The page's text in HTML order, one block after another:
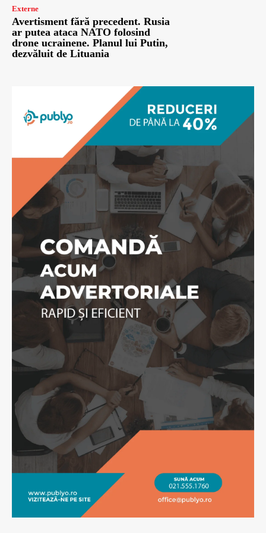
Externe
Avertisment fără precedent. Rusia
ar putea ataca NATO folosind
drone ucrainene. Planul lui Putin,
dezvăluit de Lituania